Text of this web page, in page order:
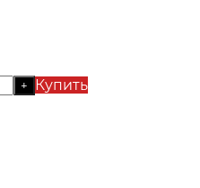
+ Купить